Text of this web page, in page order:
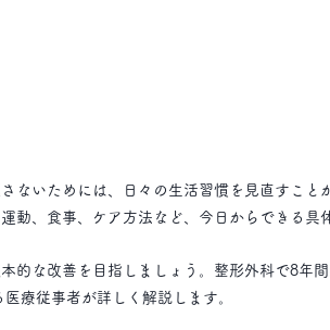
ないためには、日々の生活習慣を見直すこと
動、食事、ケア方法など、今日からできる具
的な改善を目指しましょう。整形外科で8年
療従事者が詳しく解説します。